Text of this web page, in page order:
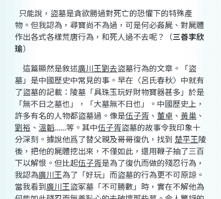
只能說，盜墓是貪欲勝過對死亡的恐懼下的特殊產
物。但我認為，尋寶尚不為過，可是何必姦屍、對屍體
作出各式各樣荒唐行為，和死人過不去呢？（三善李欣
瑜）
這篇顯然是敘述廣川王劉去盜墓行為的文章。「盜
墓」是中國歷史中常見的事。早在〈呂氏春秋〉中就有
了盜墓的記載：陵墓「具珠玉玩好財物寶器甚多」於是
「無不日之墓也」，「大墓無不日也」。中國歷史上，
許多有名的人物都盜墓過。像是伍子胥 、 董卓 、 黃巢 、
劉裕 、 溫韜......等。其中伍子胥盜墓的故事令我印象十
分深刻。據說他爲了替父親及哥哥復仇，找到 楚平王陵
後，把他的屍體挖出來，不僅如此，還用鞭子抽了三百
下以解恨。但比起伍子胥是為了復仇而做的殘忍行為，
我認為廣川王為了「好玩」而盜墓的行為更不可原諒。
當我看到廣川王盜冢墓「不可勝數」時，實在不解他為